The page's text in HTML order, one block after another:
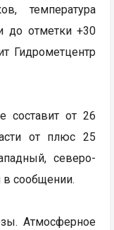
температура
до отметки +30
Гидрометцентр
составит от 26
от плюс 25
северо-
в сообщении.
Атмосферное